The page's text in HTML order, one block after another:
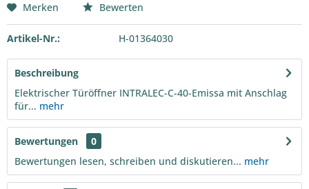
Merken Bewerten
Artikel-Nr.: H-01364030
Beschreibung
Elektrischer Türöffner INTRALEC-C-40-Emissa mit Anschlag
für... mehr
Bewertungen
0
Bewertungen lesen, schreiben und diskutieren... mehr